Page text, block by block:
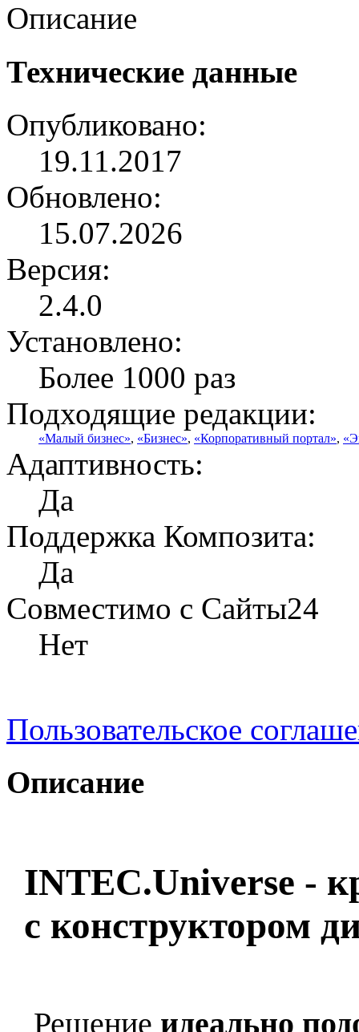
Описание
Технические данные
Опубликовано:
19.11.2017
Обновлено:
15.07.2026
Версия:
2.4.0
Установлено:
Более 1000 раз
Подходящие редакции:
«Малый бизнес», «Бизнес», «Корпоративный портал»,
Адаптивность:
Да
Поддержка Композита:
Да
Совместимо с Сайты24
Нет
Пользовательское
Описание
INTEC.Universe -
с конструктором
Решение идеально